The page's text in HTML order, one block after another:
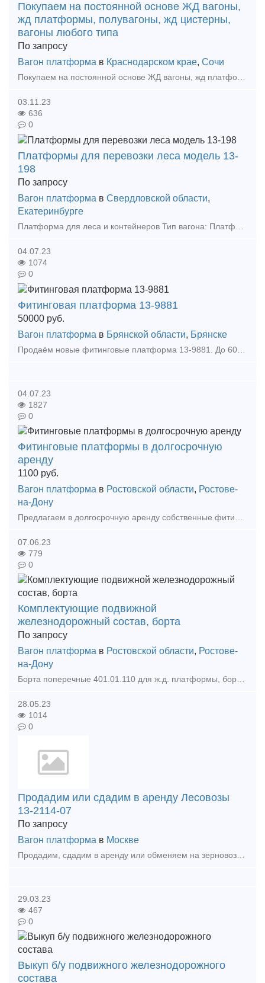
Покупаем на постоянной основе ЖД вагоны,
жд платформы, полувагоны, жд цистерны,
вагоны любого типа
По запросу
Вагон платформа в Краснодарском крае, Сочи
Покупаем на постоянной основе ЖД вагоны, жд платформы, полувагоны, жд цистерны, вагоны любого типа под разделку, в любом состоянии, с истекшим сроком службы, вне зависимости от места дислока
03.11.23
636
0
Платформы для перевозки леса модель 13-
198
По запросу
Вагон платформа в Свердловской области,
Екатеринбурге
04.07.23
1074
0
Фитинговая платформа 13-9881
50000 руб.
Вагон платформа в Брянской области, Брянске
04.07.23
1827
0
Фитинговые платформы в долгосрочную
аренду
1100 руб.
Вагон платформа в Ростовской области, Ростове-
на-Дону
Предлагаем в долгосрочную аренду собственные фитинговые платформы в количестве 3 (трех) штук. Отремонтированы,продлены. В случае заинтересованности писать или звонить по телефону. Контактн
07.06.23
779
0
Комплектующие подвижной
железнодорожный состав, борта
По запросу
Вагон платформа в Ростовской области, Ростове-
на-Дону
Борта поперечные 401.01.110 для ж.д. платформы, борта продольные 401.01.040 для ж.д. платформы! низкие цены! В наличии на складе! среднее и мелкое литье, упоры передний, задний с над пятником!
28.05.23
1014
0
Продадим или сдадим в аренду Лесовозы
13-2114-07
По запросу
Вагон платформа в Москве
Продадим, сдадим в аренду или обменяем на зерновозы (со взаимовыгодным перерасчетом) платформы для перевозки леса модель 13-2114-07, 75 штук, год выпуска 2012г, вагоны находятся в Латвии. О
29.03.23
467
0
Выкуп б/у подвижного железнодорожного
состава